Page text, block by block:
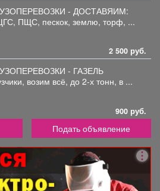
- ДОСТАВЯИМ:
ПЩС, пескок, землю, торф, ...
2 500 руб.
- ГАЗЕЛЬ
возим всё, до 2-х тонн, в ...
900 руб.
Подать объявление